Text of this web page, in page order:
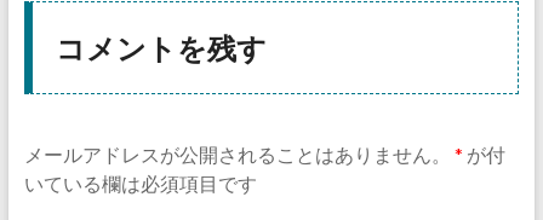
コメントを残す
メールアドレスが公開されることはありません。 * が付
いている欄は必須項目です